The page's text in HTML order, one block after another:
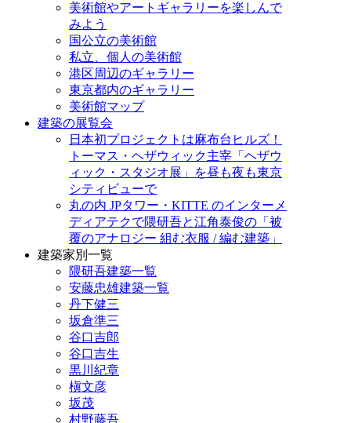
美術館やアートギャラリーを楽しんで
みよう
国公立の美術館
私立、個人の美術館
港区周辺のギャラリー
東京都内のギャラリー
美術館マップ
建築の展覧会
日本初プロジェクトは麻布台ヒルズ！
トーマス・ヘザウィック主宰「ヘザウ
ィック・スタジオ展」を昼も夜も東京
シティビューで
丸の内 JPタワー・KITTE のインターメ
ディアテクで隈研吾と江角泰俊の「被
覆のアナロジー 組む衣服 / 編む建築」
建築家別一覧
隈研吾建築一覧
安藤忠雄建築一覧
丹下健三
坂倉準三
谷口吉郎
谷口吉生
黒川紀章
槇文彦
坂茂
村野藤吾